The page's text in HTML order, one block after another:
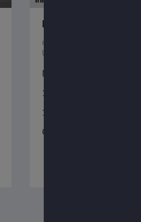
nur
UVP
Neuwagen
115 kW
15,30 kWh
CO₂-Klasse A